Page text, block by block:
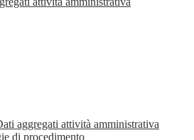
aggregati attività amministrativa
di procedimento